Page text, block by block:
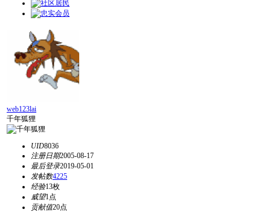
web123lai
千年狐狸
UID8036
注册日期2005-08-17
最后登录2019-05-01
发帖数4225
经验13枚
威望1点
贡献值20点